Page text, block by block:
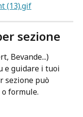
sezione
Bevande...)
e guidare i tuoi
sezione può
formule.